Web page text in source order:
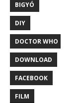
BIGYÓ
DIY
DOCTOR WHO
DOWNLOAD
FACEBOOK
FILM